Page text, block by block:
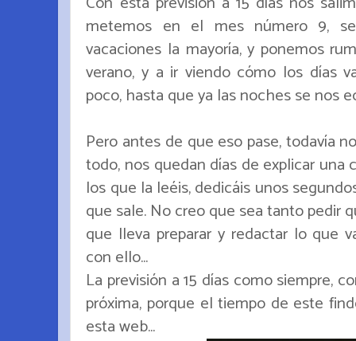
metemos en el mes número 9,
vacaciones la mayoría, y ponemos
verano, y a ir viendo cómo los días
poco, hasta que ya las noches se nos
Pero antes de que eso pase, todavía
todo, nos quedan días de explicar una
los que la leéis, dedicáis unos
que sale. No creo que sea tanto pedir
que lleva preparar y redactar lo que
con ello...
La previsión a 15 días como siempre,
próxima, porque el tiempo de este
esta web...